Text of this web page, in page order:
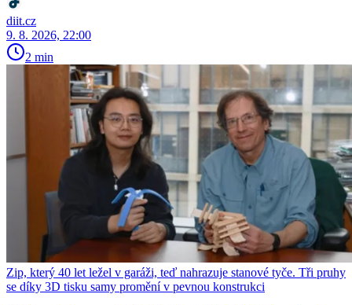
diit.cz
9. 8. 2026, 22:00
2 min
Zip, který 40 let ležel v garáži, teď nahrazuje stanové tyče. Tři pruhy
se díky 3D tisku samy promění v pevnou konstrukci